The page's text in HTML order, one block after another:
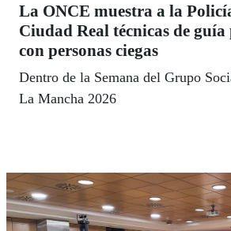
La ONCE muestra a la
Ciudad Real técnicas de
con personas ciegas
Dentro de la Semana del Grupo
La Mancha 2026